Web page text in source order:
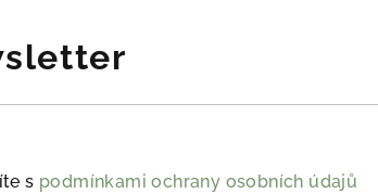
s podmínkami ochrany osobních údajů